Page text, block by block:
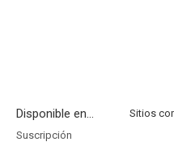
Disponible en...
Suscripción